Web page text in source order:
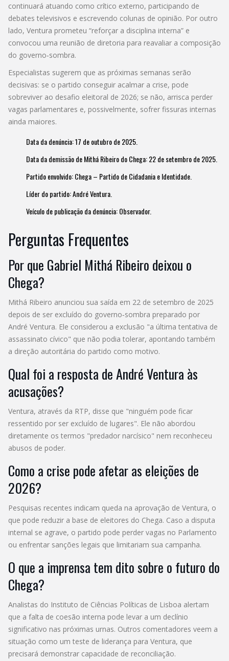
continuará atuando como crítico externo, participando de
debates televisivos e escrevendo colunas de opinião. Por outro
lado, Ventura prometeu “reforçar a disciplina interna” e
convocou uma reunião de diretoria para reavaliar a composição
do governo‑sombra.
Especialistas sugerem que as próximas semanas serão
decisivas: se o partido conseguir acalmar a crise, pode
sobreviver ao desafio eleitoral de 2026; se não, arrisca perder
vagas parlamentares e, possivelmente, sofrer fissuras internas
ainda maiores.
Data da denúncia: 17 de outubro de 2025.
Data da demissão de Mithá Ribeiro do Chega: 22 de setembro de 2025.
Partido envolvido: Chega – Partido de Cidadania e Identidade.
Líder do partido: André Ventura.
Veículo de publicação da denúncia: Observador.
Perguntas Frequentes
Por que Gabriel Mithá Ribeiro deixou o
Chega?
Mithá Ribeiro anunciou sua saída em 22 de setembro de 2025
depois de ser excluído do governo‑sombra preparado por
André Ventura. Ele considerou a exclusão "a última tentativa de
assassinato cívico" que não podia tolerar, apontando também
a direção autoritária do partido como motivo.
Qual foi a resposta de André Ventura às
acusações?
Ventura, através da RTP, disse que "ninguém pode ficar
ressentido por ser excluído de lugares". Ele não abordou
diretamente os termos "predador narcísico" nem reconheceu
abusos de poder.
Como a crise pode afetar as eleições de
2026?
Pesquisas recentes indicam queda na aprovação de Ventura, o
que pode reduzir a base de eleitores do Chega. Caso a disputa
internal se agrave, o partido pode perder vagas no Parlamento
ou enfrentar sanções legais que limitariam sua campanha.
O que a imprensa tem dito sobre o futuro do
Chega?
Analistas do Instituto de Ciências Políticas de Lisboa alertam
que a falta de coesão interna pode levar a um declínio
significativo nas próximas urnas. Outros comentadores veem a
situação como um teste de liderança para Ventura, que
precisará demonstrar capacidade de reconciliação.